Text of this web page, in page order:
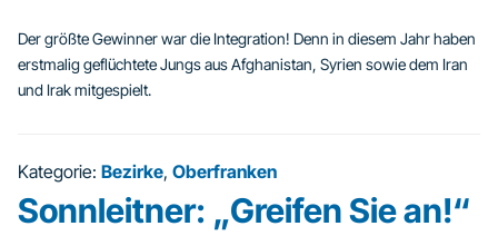
Der größte Gewinner war die Integration! Denn in diesem Jahr haben
erstmalig geflüchtete Jungs aus Afghanistan, Syrien sowie dem Iran
und Irak mitgespielt.
Kategorie: Bezirke, Oberfranken
Sonnleitner: „Greifen Sie an!“